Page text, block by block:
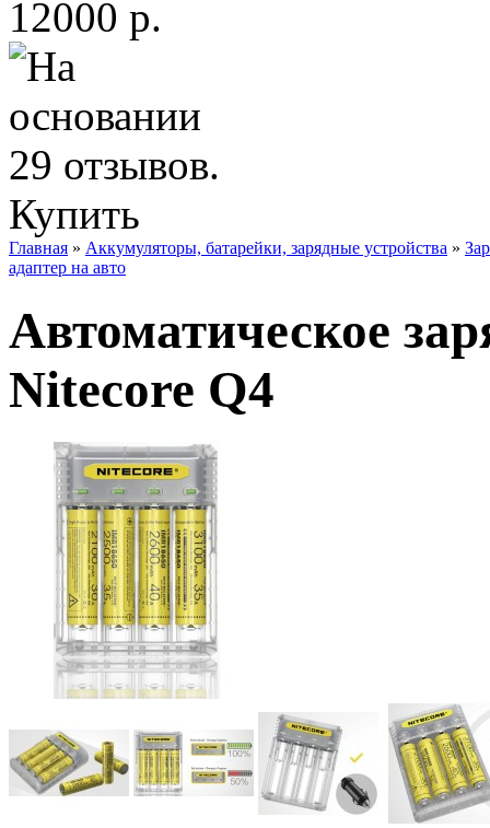
12000 р.
Купить
Главная » Аккумуляторы, батарейки, зарядные устройства »
адаптер на авто
Автоматическое
Nitecore Q4